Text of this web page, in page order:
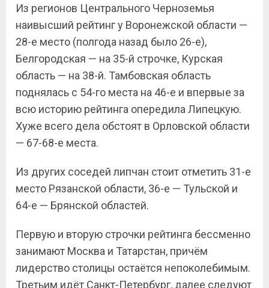
Из регионов Центрального Черноземья
наивысший рейтинг у Воронежской области —
28-е место (полгода назад было 26-е),
Белгородская — на 35-й строчке, Курская
область — на 38-й. Тамбовская область
поднялась с 54-го места на 46-е и впервые за
всю историю рейтинга опередила Липецкую.
Хуже всего дела обстоят в Орловской области
— 67-68-е места.
Из других соседей липчан стоит отметить 31-е
место Рязанской области, 36-е — Тульской и
64-е — Брянской областей.
Первую и вторую строчки рейтинга бессменно
занимают Москва и Татарстан, причём
лидерство столицы остаётся непоколебимым.
Третьим идёт Санкт-Петербург, далее следуют